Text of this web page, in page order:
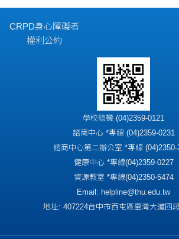
CRPD身心障礙者
權利公約
學校總機 (04)2359-0121
諮商中心 *專線 (04)2359-0231
諮商中心第二辦公室 *專線 (04)2350-
健康中心 *專線(04)2359-0227
資源教室 *專線(04)2350-5474
Email: helpline@thu.edu.tw
地址: 407224台中市西屯區臺灣大道四